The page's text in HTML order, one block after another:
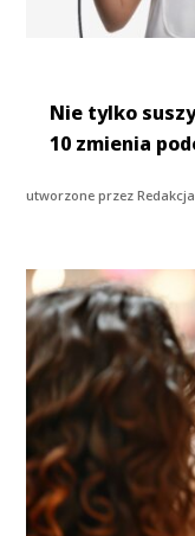
Nie tylko
10 zmienia
utworzone przezRedakcja